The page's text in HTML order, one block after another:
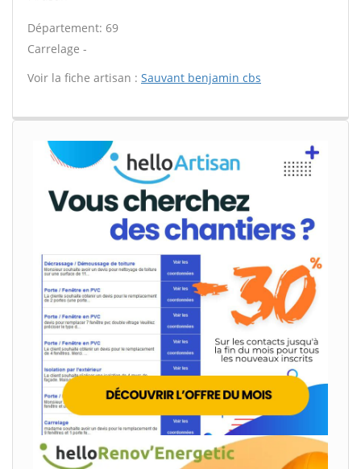
Département: 69
Carrelage -
Voir la fiche artisan : Sauvant benjamin cbs